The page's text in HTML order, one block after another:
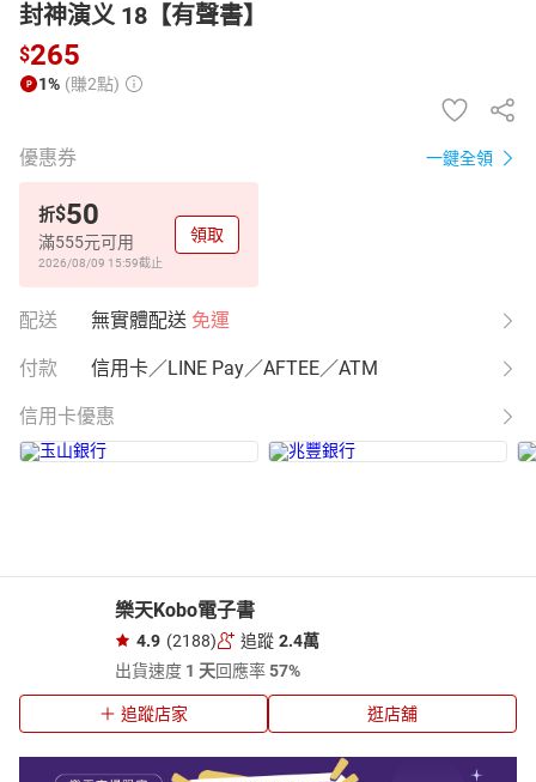
封神演义 18【有聲書】
$265
1% (賺2點)
優惠券 一鍵全領
折$50
滿555元可用
2026/08/09 15:59截止
領取
配送 無實體配送 免運
付款 信用卡／LINE Pay／AFTEE／ATM
信用卡優惠
樂天Kobo電子書
4.9 (2188) 追蹤 2.4萬
出貨速度 1 天回應率57%
追蹤店家 逛店舖